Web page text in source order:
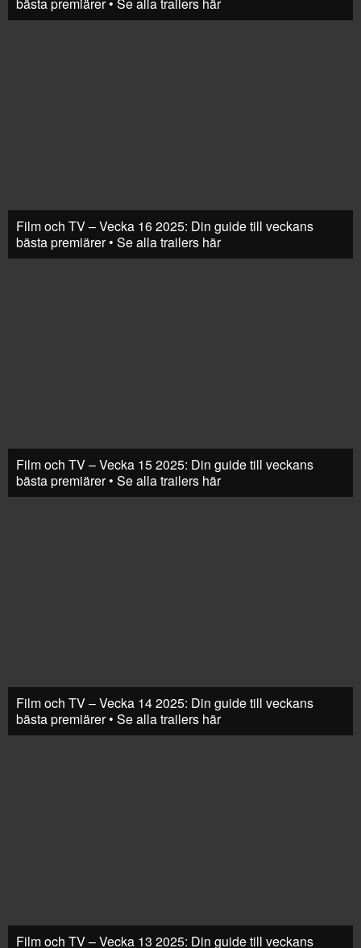
Film och TV – Vecka 16 2025: Din guide till veckans
bästa premiärer • Se alla trailers här
Film och TV – Vecka 15 2025: Din guide till veckans
bästa premiärer • Se alla trailers här
Film och TV – Vecka 14 2025: Din guide till veckans
bästa premiärer • Se alla trailers här
Film och TV – Vecka 13 2025: Din guide till veckans